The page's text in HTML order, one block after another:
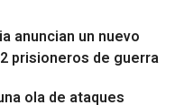
anuncian un nuevo
prisioneros de guerra
ola de ataques